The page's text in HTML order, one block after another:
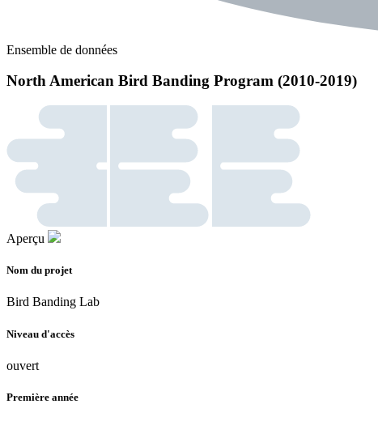
Ensemble de données
North American Bird Banding Program (2010-2019)
Aperçu
Nom du projet
Bird Banding Lab
Niveau d'accès
ouvert
Première année